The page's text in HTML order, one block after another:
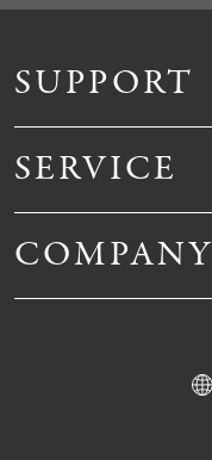
SUPPORT
SERVICE
COMPANY